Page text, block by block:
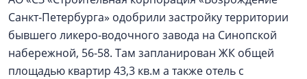
Санкт‑Петербурга» одобрили застройку территории
бывшего ликеро-водочного завода на Синопской
набережной, 56-58. Там запланирован ЖК общей
площадью квартир 43,3 кв.м а также отель с